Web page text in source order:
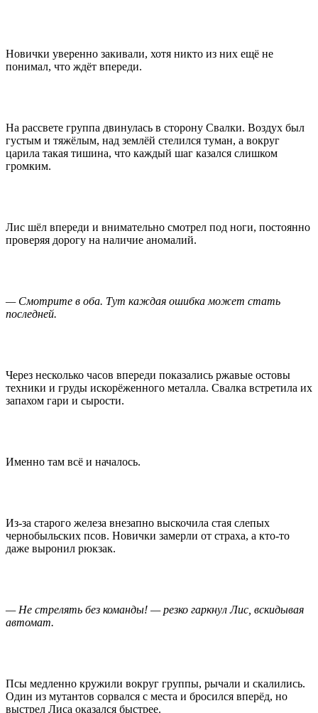
Новички уверенно закивали, хотя никто из них ещё не
понимал, что ждёт впереди.
На рассвете группа двинулась в сторону Свалки. Воздух был
густым и тяжёлым, над землёй стелился туман, а вокруг
царила такая тишина, что каждый шаг казался слишком
громким.
Лис шёл впереди и внимательно смотрел под ноги, постоянно
проверяя дорогу на наличие аномалий.
— Смотрите в оба. Тут каждая ошибка может стать
последней.
Через несколько часов впереди показались ржавые остовы
техники и груды искорёженного металла. Свалка встретила их
запахом гари и сырости.
Именно там всё и началось.
Из-за старого железа внезапно выскочила стая слепых
чернобыльских псов. Новички замерли от страха, а кто-то
даже выронил рюкзак.
— Не стрелять без команды! — резко гаркнул Лис, вскидывая
автомат.
Псы медленно кружили вокруг группы, рычали и скалились.
Один из мутантов сорвался с места и бросился вперёд, но
выстрел Лиса оказался быстрее.